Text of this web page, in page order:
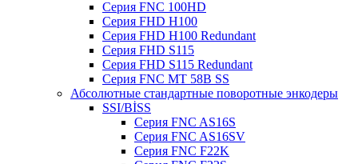
Серия FNC 100HD
Серия FHD H100
Серия FHD H100 Redundant
Серия FHD S115
Серия FHD S115 Redundant
Серия FNC MT 58B SS
Абсолютные стандартные поворотные энкодеры
SSI/BİSS
Серия FNC AS16S
Серия FNC AS16SV
Серия FNC F22K